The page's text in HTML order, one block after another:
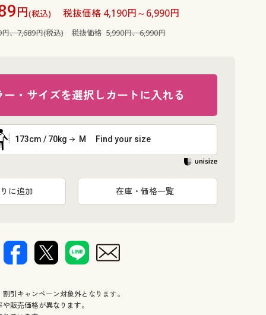
円(税込) 税抜価格 4,190円～6,990円
円、7,689円(税込) 税抜価格 5,990円、6,990円
ー・サイズを選択しカートに入れる
173cm / 70kg M Find your size
に追加 在庫・価格一覧
引キャンペーン対象外となります。
販売価格が異なります。